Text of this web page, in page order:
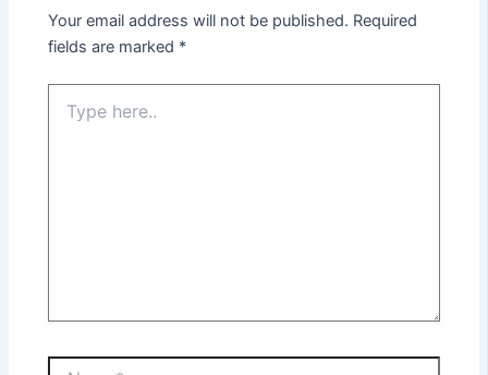
Your email address will not be published. Required
fields are marked *
here..